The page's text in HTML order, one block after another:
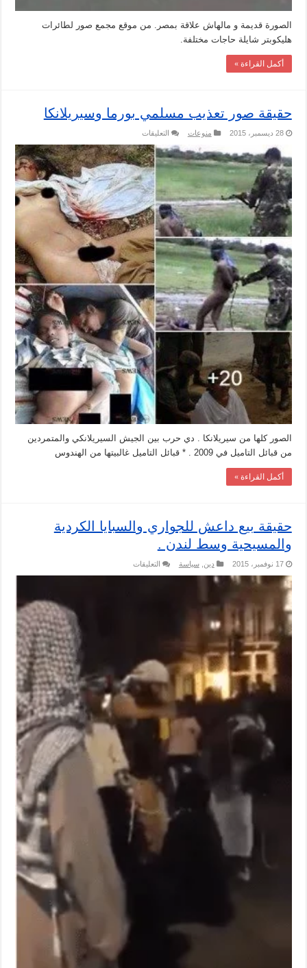
الصورة قديمة و مالهاش علاقة بمصر. من موقع مجمع صور لطائرات
هليكوبتر شايلة حاجات مختلفة.
أكمل القراءة »
حقيقة صور تعذيب مسلمي بورما وسيريلانكا
28 ديسمبر، 2015 منوعات التعليقات
صور
تعذيب
مسلمي
بورما
وسيريلانكا
مغلقة
الصور كلها من سيريلانكا . دي حرب بين الجيش السيريلانكي والمتمردين
من قبائل التاميل في 2009 . * قبائل التاميل غالبيتها من الهندوس
أكمل القراءة »
حقيقة بيع داعش للجواري والسبايا الكردية
والمسيحية وسط لندن .
17 نوفمبر، 2015 دين,سياسة التعليقات